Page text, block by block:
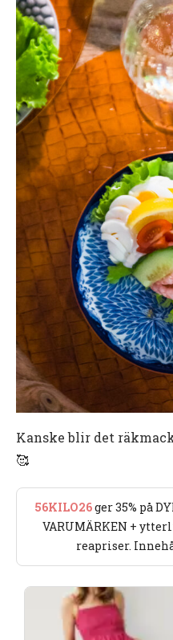
Kanske blir det
🥰
56KILO26ger 35% på
VARUMÄRKEN +
reapriser.